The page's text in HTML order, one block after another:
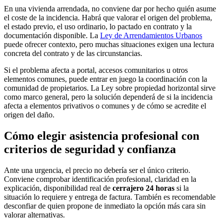
En una vivienda arrendada, no conviene dar por hecho quién asume
el coste de la incidencia. Habrá que valorar el origen del problema,
el estado previo, el uso ordinario, lo pactado en contrato y la
documentación disponible. La Ley de Arrendamientos Urbanos
puede ofrecer contexto, pero muchas situaciones exigen una lectura
concreta del contrato y de las circunstancias.
Si el problema afecta a portal, accesos comunitarios u otros
elementos comunes, puede entrar en juego la coordinación con la
comunidad de propietarios. La Ley sobre propiedad horizontal sirve
como marco general, pero la solución dependerá de si la incidencia
afecta a elementos privativos o comunes y de cómo se acredite el
origen del daño.
Cómo elegir asistencia profesional con
criterios de seguridad y confianza
Ante una urgencia, el precio no debería ser el único criterio.
Conviene comprobar identificación profesional, claridad en la
explicación, disponibilidad real de cerrajero 24 horas si la
situación lo requiere y entrega de factura. También es recomendable
desconfiar de quien propone de inmediato la opción más cara sin
valorar alternativas.